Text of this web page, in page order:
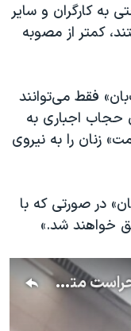
به کارگران و سایر
کمتر از مصوبه
فقط می‌توانند
حجاب اجباری به
زنان را به نیروی
در صورتی که با
خواهند شد.»
مقاومت دو زن در مقابل مامور حراست مترو در شهر مشهد که تذکر حجاب اجباری می‌دهد